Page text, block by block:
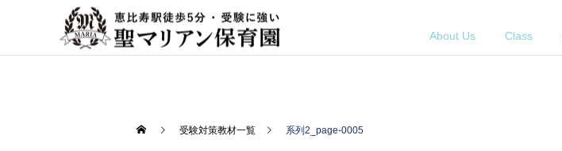
About Us Class
受験対策教材一覧 系列2_page-0005